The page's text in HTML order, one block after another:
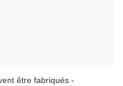
être fabriqués -